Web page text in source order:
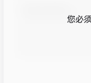
您必